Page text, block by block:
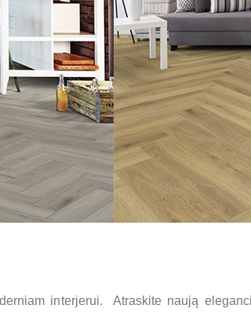
interjerui. Atraskite naują